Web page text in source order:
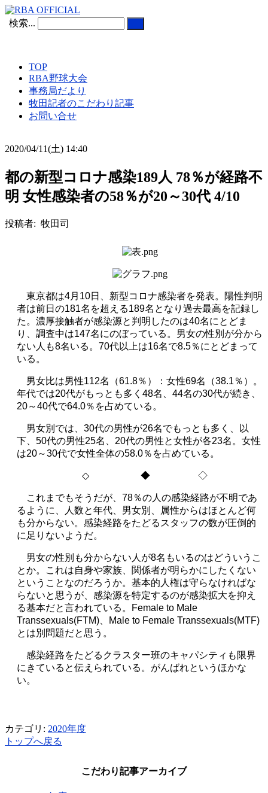
検索...
TOP
RBA野球大会
事務局だより
牧田記者のこだわり記事
お問い合せ
2020/04/11(土) 14:40
都の新型コロナ感染189人 78％が経路不
明 女性感染者の58％が20～30代 4/10
投稿者: 牧田司
東京都は4月 10日、新型コロナ感染者を発表。陽性判明
者は前日の181名を超える189名となり過去最高を記録し
た。濃厚接触者が感染源と判明したのは40名にとどま
り、調査中は147名にのぼっている。男女の性別が分から
ない人も8名いる。 70代以上は16名で8.5％にとどまって
いる。
男女比は男性112名（61.8％）：女性69名（38.1 ％）。
年代では20代がもっとも多く 48名、 44名の30代が続き、
20～40代で64.0％を占めている。
男女別では、 30代の男性が26名でもっとも多く、以
下、 50代の男性25名、 20代の男性と女性が各23名。女性
は20～30代で女性全体の58.0％を占めている。
◇ ◆ ◇
これまでもそうだが、 78％の人の感染経路が不明であ
るように、人数と年代、男女別、属性からはほとんど何
も分からない。感染経路をたどるスタッフの数が圧倒的
に足りないようだ。
男女の性別も分からない人が8名もいるのはどういうこ
とか。これは自身や家族、関係者が明らかにしたくない
ということなのだろうか。基本的人権は守らなければな
らないと思うが、感染源を特定するのが感染拡大を抑え
る基本だと言われている。
Female to Male
Transsexuals(FTM)
Male to Female Transsexuals(MTF)
とは別問題だと思う。
感染経路をたどるクラスター班のキャパシティも限界
にきていると伝えられている。がんばれというほかな
い。
カテゴリ: 2020年度
トップへ戻る
こだわり記事アーカイブ